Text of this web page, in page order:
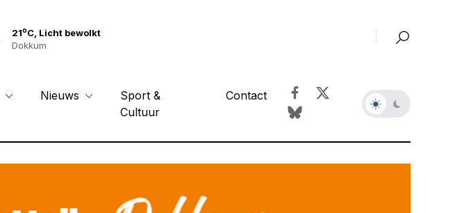
21oC, Licht bewolkt
Dokkum
Nieuws
Sport &
Cultuur
Contact